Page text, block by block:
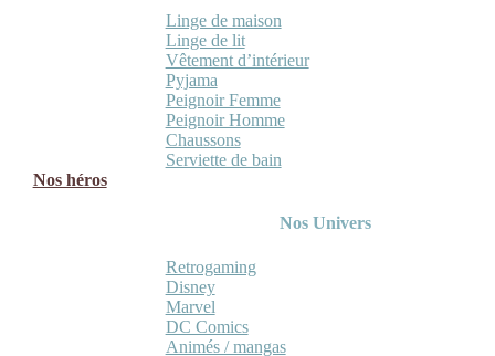
Linge de maison
Linge de lit
Vêtement d’intérieur
Pyjama
Peignoir Femme
Peignoir Homme
Chaussons
Serviette de bain
Nos héros
Nos Univers
Retrogaming
Disney
Marvel
DC Comics
Animés / mangas